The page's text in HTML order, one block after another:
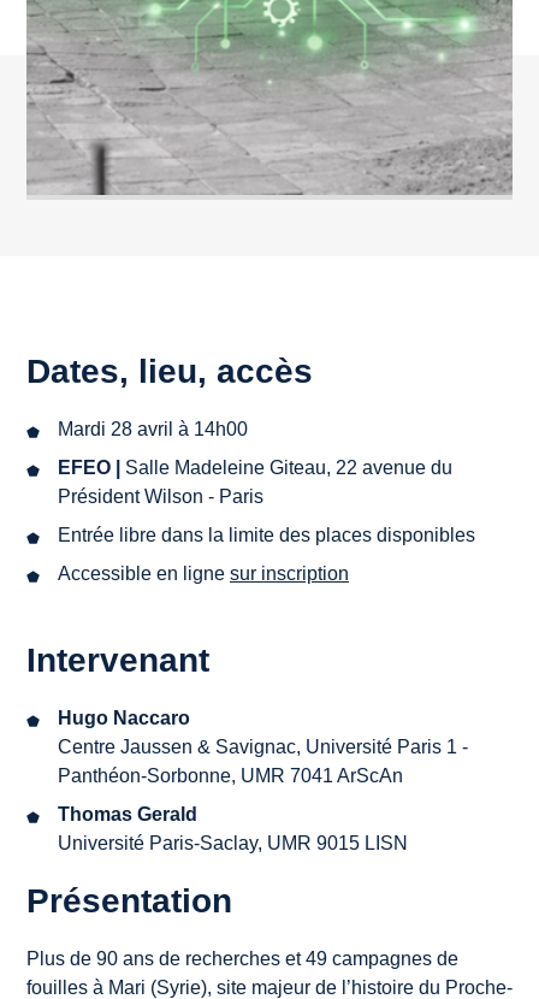
Dates, lieu, accès
Mardi 28 avril à 14h00
EFEO | Salle Madeleine Giteau, 22 avenue du
Président Wilson - Paris
Entrée libre dans la limite des places disponibles
Accessible en ligne sur inscription
Intervenant
Hugo Naccaro
Centre Jaussen & Savignac, Université Paris 1 -
Panthéon-Sorbonne, UMR 7041 ArScAn
Thomas Gerald
Université Paris-Saclay, UMR 9015 LISN
Présentation
Plus de 90 ans de recherches et 49 campagnes de
fouilles à Mari (Syrie), site majeur de l’histoire du Proche-